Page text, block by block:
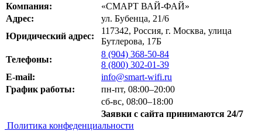
Компания:
«СМАРТ ВАЙ-ФАЙ»
Адрес:
ул. Бубенца, 21/6
Юридический адрес:
117342, Россия, г. Москва, улица
Бутлерова, 17Б
Телефоны:
8 (904) 368-50-84
8 (800) 302-01-39
E-mail:
info@smart-wifi.ru
График работы:
пн-пт, 08:00–20:00
сб-вс, 08:00–18:00
Заявки с сайта принимаются 24/7
Политика конфеденциальности